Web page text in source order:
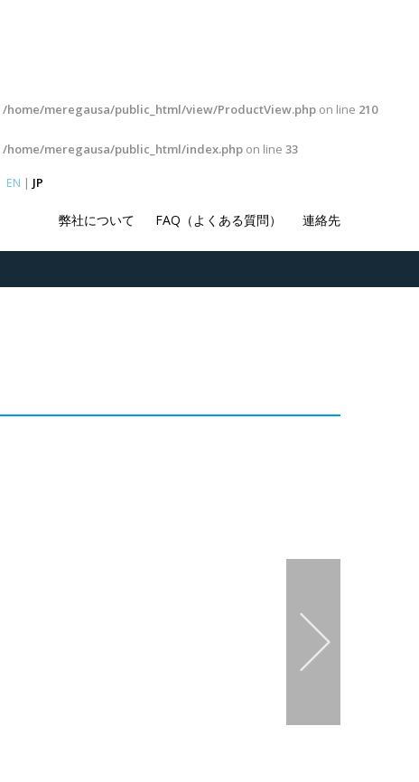
/home/meregausa/public_html/view/ProductView.php on line 210
/home/meregausa/public_html/index.php on line 33
EN | JP
弊社について FAQ（よくある質問） 連絡先